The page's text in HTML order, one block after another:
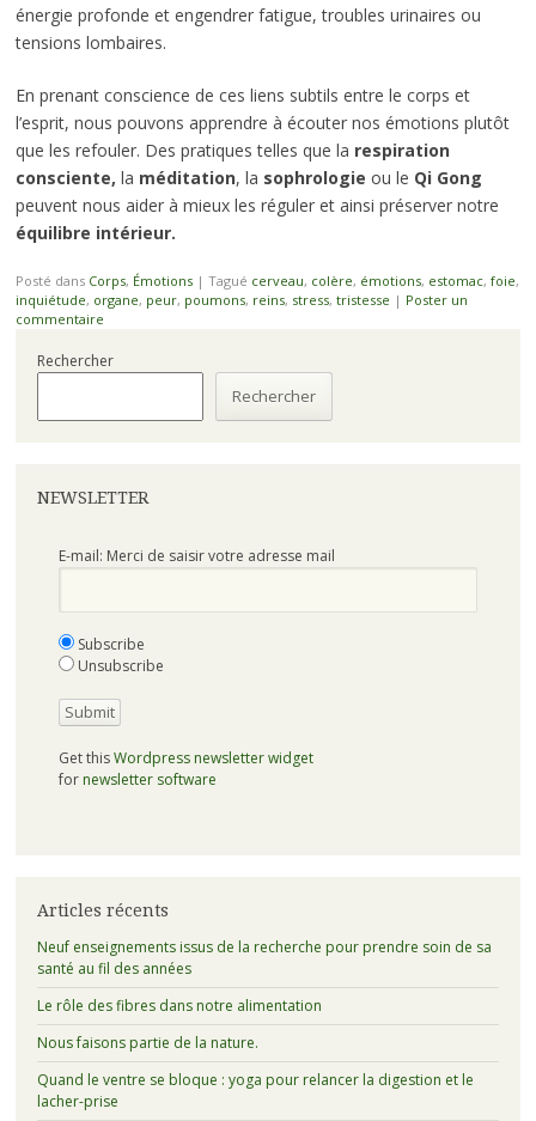
énergie profonde et engendrer fatigue, troubles urinaires ou
tensions lombaires.
En prenant conscience de ces liens subtils entre le corps et
l’esprit, nous pouvons apprendre à écouter nos émotions plutôt
que les refouler. Des pratiques telles que la respiration
consciente, la méditation, la sophrologie ou le Qi Gong
peuvent nous aider à mieux les réguler et ainsi préserver notre
équilibre intérieur.
Posté dans Corps, Émotions | Tagué cerveau, colère, émotions, estomac, foie,
inquiétude, organe, peur, poumons, reins, stress, tristesse | Poster un
commentaire
Rechercher
Rechercher
NEWSLETTER
E-mail: Merci de saisir votre adresse mail
Subscribe
Unsubscribe
Get thisWordpress newsletter widget
for newsletter software
Articles récents
Neuf enseignements issus de la recherche pour prendre soin de sa
santé au fil des années
Le rôle des fibres dans notre alimentation
Nous faisons partie de la nature.
Quand le ventre se bloque : yoga pour relancer la digestion et le
lacher-prise